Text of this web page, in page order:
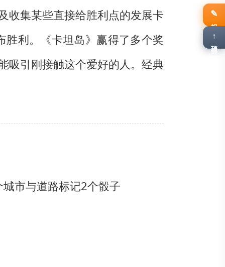
收集某些直接给胜利点的发展卡
利。《卡坦岛》赢得了多个奖
吸引刚接触这个爱好的人。经典
城市与道路标记2个骰子
✎
↑